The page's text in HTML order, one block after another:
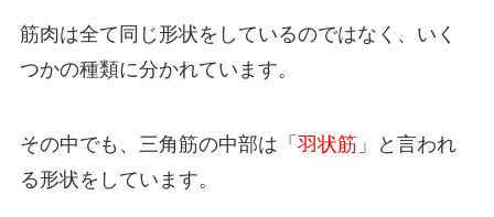
筋肉は全て同じ形状をしているのではなく、いく
つかの種類に分かれています。
その中でも、三角筋の中部は「 羽状筋」と言われ
る形状をしています。